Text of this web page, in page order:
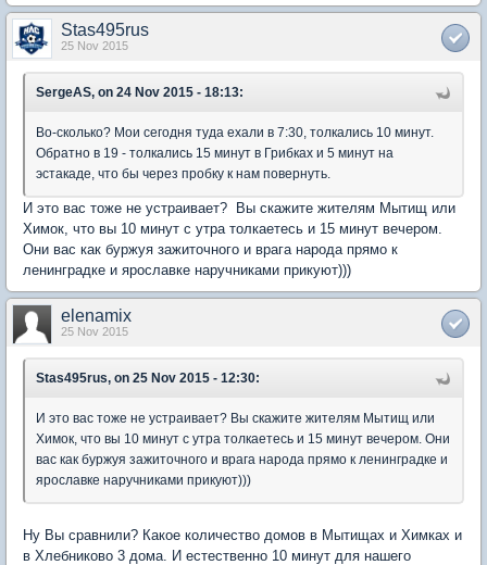
Stas495rus
25 Nov 2015
SergeAS, on 24 Nov 2015 - 18:13:
Во-сколько? Мои сегодня туда ехали в 7:30, толкались 10 минут.
Обратно в 19 - толкались 15 минут в Грибках и 5 минут на
эстакаде, что бы через пробку к нам повернуть.
И это вас тоже не устраивает? Вы скажите жителям Мытищ или
Химок, что вы 10 минут с утра толкаетесь и 15 минут вечером.
Они вас как буржуя зажиточного и врага народа прямо к
ленинградке и ярославке наручниками прикуют)))
elenamix
25 Nov 2015
Stas495rus, on 25 Nov 2015 - 12:30:
И это вас тоже не устраивает? Вы скажите жителям Мытищ или
Химок, что вы 10 минут с утра толкаетесь и 15 минут вечером. Они
вас как буржуя зажиточного и врага народа прямо к ленинградке и
ярославке наручниками прикуют)))
Ну Вы сравнили? Какое количество домов в Мытищах и Химках и
в Хлебниково 3 дома. И естественно 10 минут для нашего